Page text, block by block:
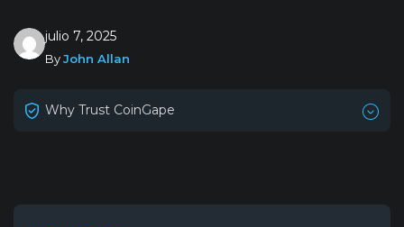
julio 7, 2025
ByJohn Allan
Why Trust CoinGape